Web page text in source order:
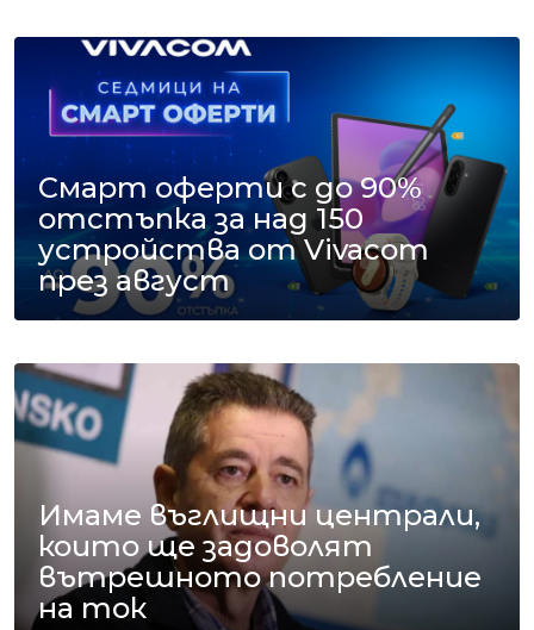
Смарт оферти с до 90%
отстъпка за над 150
устройства от Vivacom
през август
Имаме въглищни централи,
които ще задоволят
вътрешното потребление
на ток